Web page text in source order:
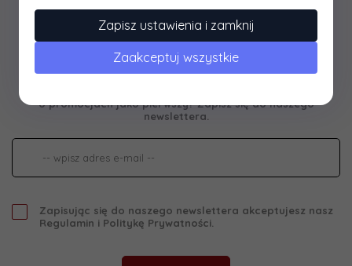
Zapisz się do naszego newslettera
o promocjach jako pierwszy? Zapisz się do naszego
newslettera.
Zapisując się do naszego newslettera akceptujesz nasz
Regulamin i Politykę Prywatności.
Zapisz ustawienia i zamknij
Zaakceptuj wszystkie